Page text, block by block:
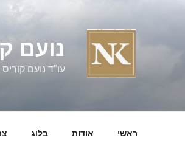
נועם
עו"ד נועם קוריס טל'
ראשי אודות בלוג